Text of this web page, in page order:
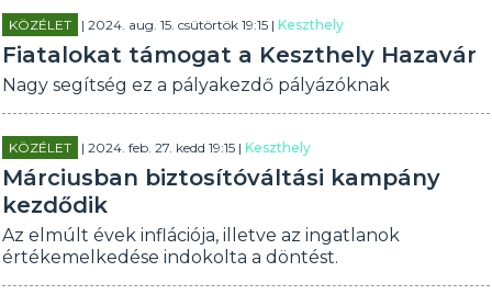
KÖZÉLET | 2024. aug. 15. csütörtök 19:15 |Keszthely
Fiatalokat támogat a Keszthely Hazavár
Nagy segítség ez a pályakezdő pályázóknak
KÖZÉLET | 2024. feb. 27. kedd 19:15 |Keszthely
Márciusban biztosítóváltási kampány
kezdődik
Az elmúlt évek inflációja, illetve az ingatlanok
értékemelkedése indokolta a döntést.